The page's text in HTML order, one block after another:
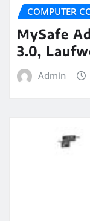
COMPUTER
MySafe
3.0,
Admin